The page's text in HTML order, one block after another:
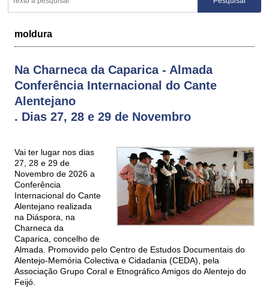
moldura
Na Charneca da Caparica - Almada
Conferência Internacional do Cante
Alentejano
. Dias 27, 28 e 29 de Novembro
Vai ter lugar nos dias
27, 28 e 29 de
Novembro de 2026 a
Conferência
Internacional do Cante
Alentejano realizada
na Diáspora, na
Charneca da
Caparica, concelho de
Almada. Promovido pelo Centro de Estudos Documentais do
Alentejo-Memória Colectiva e Cidadania (CEDA), pela
Associação Grupo Coral e Etnográfico Amigos do Alentejo do
Feijó.